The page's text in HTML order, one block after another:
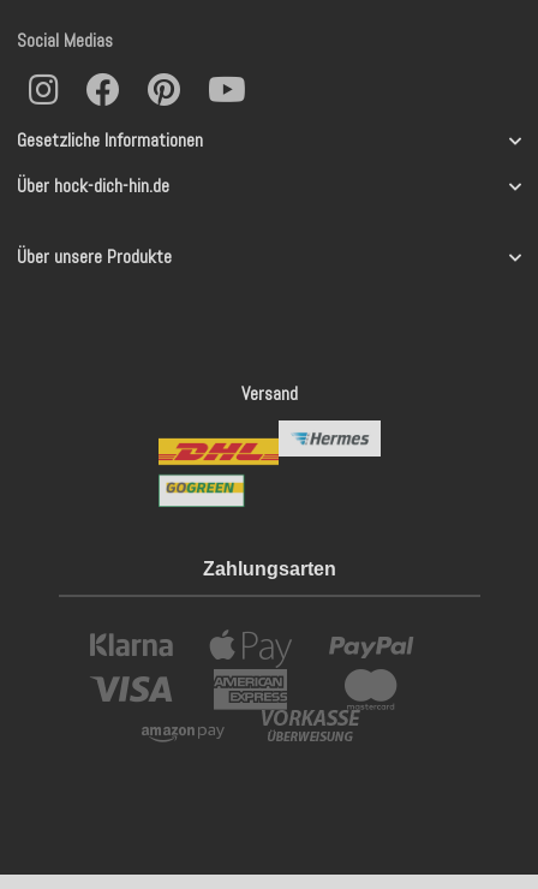
Gesetzliche Informationen
Über hock-dich-hin.de
Über unsere Produkte
Social Medias
Versand
Zahlungsarten